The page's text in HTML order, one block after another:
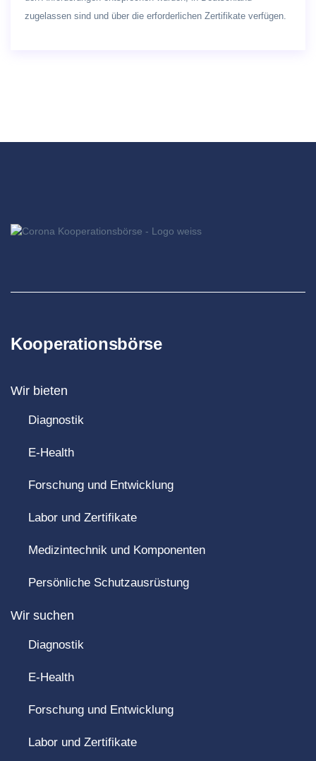
zugelassen sind und über die erforderlichen Zertifikate verfügen.
Kooperationsbörse
Wir bieten
Diagnostik
E-Health
Forschung und Entwicklung
Labor und Zertifikate
Medizintechnik und Komponenten
Persönliche Schutzausrüstung
Wir suchen
Diagnostik
E-Health
Forschung und Entwicklung
Labor und Zertifikate